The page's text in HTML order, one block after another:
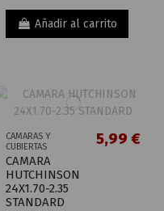
Añadir al carrito
CAMARAS Y
CUBIERTAS
CAMARA
HUTCHINSON
24X1.70-2.35
STANDARD
5,99 €